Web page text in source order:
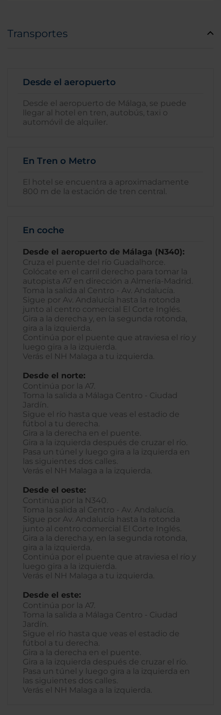
Transportes
Desde el aeropuerto
Desde el aeropuerto de Málaga, se puede
llegar al hotel en tren, autobús, taxi o
automóvil de alquiler.
En Tren o Metro
El hotel se encuentra a aproximadamente
800 m de la estación de tren central.
En coche
Desde el aeropuerto de Málaga (N340):
Cruza el puente del río Guadalhorce.
Colócate en el carril derecho para tomar la
autopista A7 en dirección a Almería-Madrid.
Toma la salida al Centro - Av. Andalucía.
Sigue por Av. Andalucía hasta la rotonda
junto al centro comercial El Corte Inglés.
Gira a la derecha y, en la segunda rotonda,
gira a la izquierda.
Continúa por el puente que atraviesa el río y
luego gira a la izquierda.
Verás el NH Malaga a tu izquierda.
Desde el norte:
Continúa por la A7.
Toma la salida a Málaga Centro - Ciudad
Jardín.
Sigue el río hasta que veas el estadio de
fútbol a tu derecha.
Gira a la derecha en el puente.
Gira a la izquierda después de cruzar el río.
Pasa un túnel y luego gira a la izquierda en
las siguientes dos calles.
Verás el NH Malaga a la izquierda.
Desde el oeste:
Continúa por la N340.
Toma la salida al Centro - Av. Andalucía.
Sigue por Av. Andalucía hasta la rotonda
junto al centro comercial El Corte Inglés.
Gira a la derecha y, en la segunda rotonda,
gira a la izquierda.
Continúa por el puente que atraviesa el río y
luego gira a la izquierda.
Verás el NH Malaga a tu izquierda.
Desde el este:
Continúa por la A7.
Toma la salida a Málaga Centro - Ciudad
Jardín.
Sigue el río hasta que veas el estadio de
fútbol a tu derecha.
Gira a la derecha en el puente.
Gira a la izquierda después de cruzar el río.
Pasa un túnel y luego gira a la izquierda en
las siguientes dos calles.
Verás el NH Malaga a la izquierda.